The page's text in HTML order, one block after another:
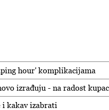
hour' komplikacijama
izrađuju - na radost
i kakav izabrati